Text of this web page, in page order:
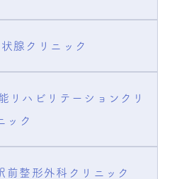
腺クリニック
リハビリテーションクリ
ック
前整形外科クリニック